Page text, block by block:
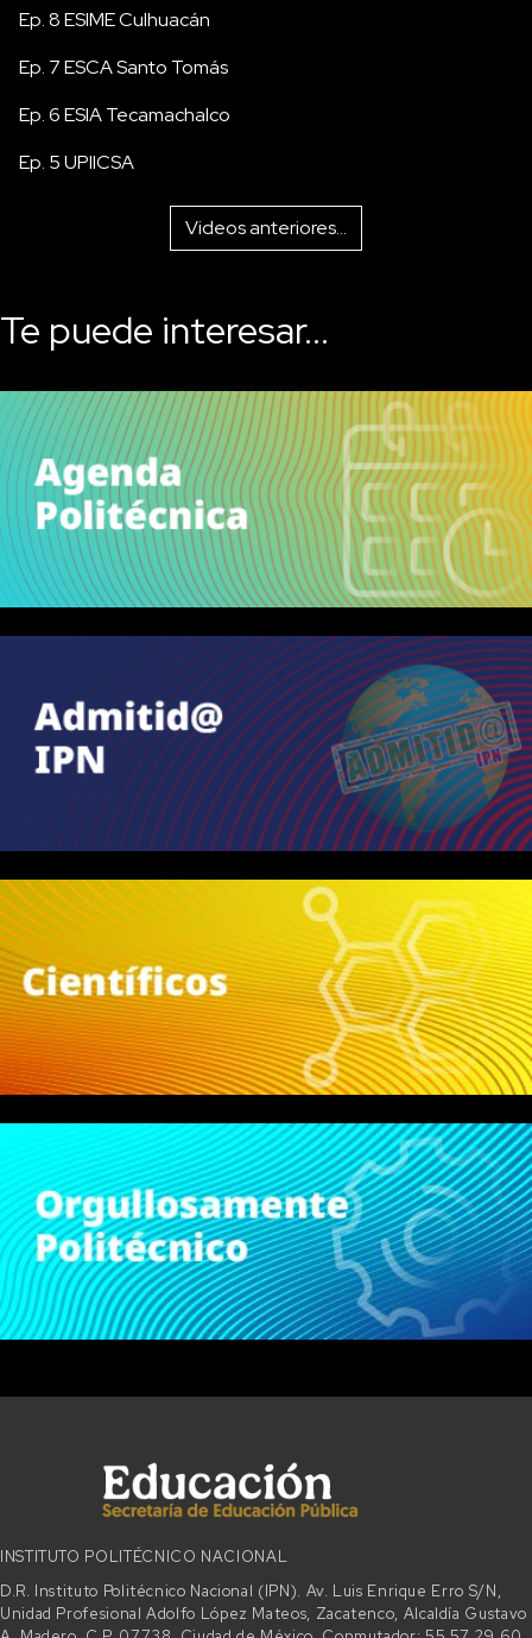
Ep. 8 ESIME Culhuacán
Ep. 7 ESCA Santo Tomás
Ep. 6 ESIA Tecamachalco
Ep. 5 UPIICSA
Videos anteriores...
Te puede interesar...
INSTITUTO POLITÉCNICO NACIONAL
D.R. Instituto Politécnico Nacional (IPN). Av. Luis Enrique Erro S/N,
Unidad Profesional Adolfo López Mateos, Zacatenco, Alcaldía Gustavo